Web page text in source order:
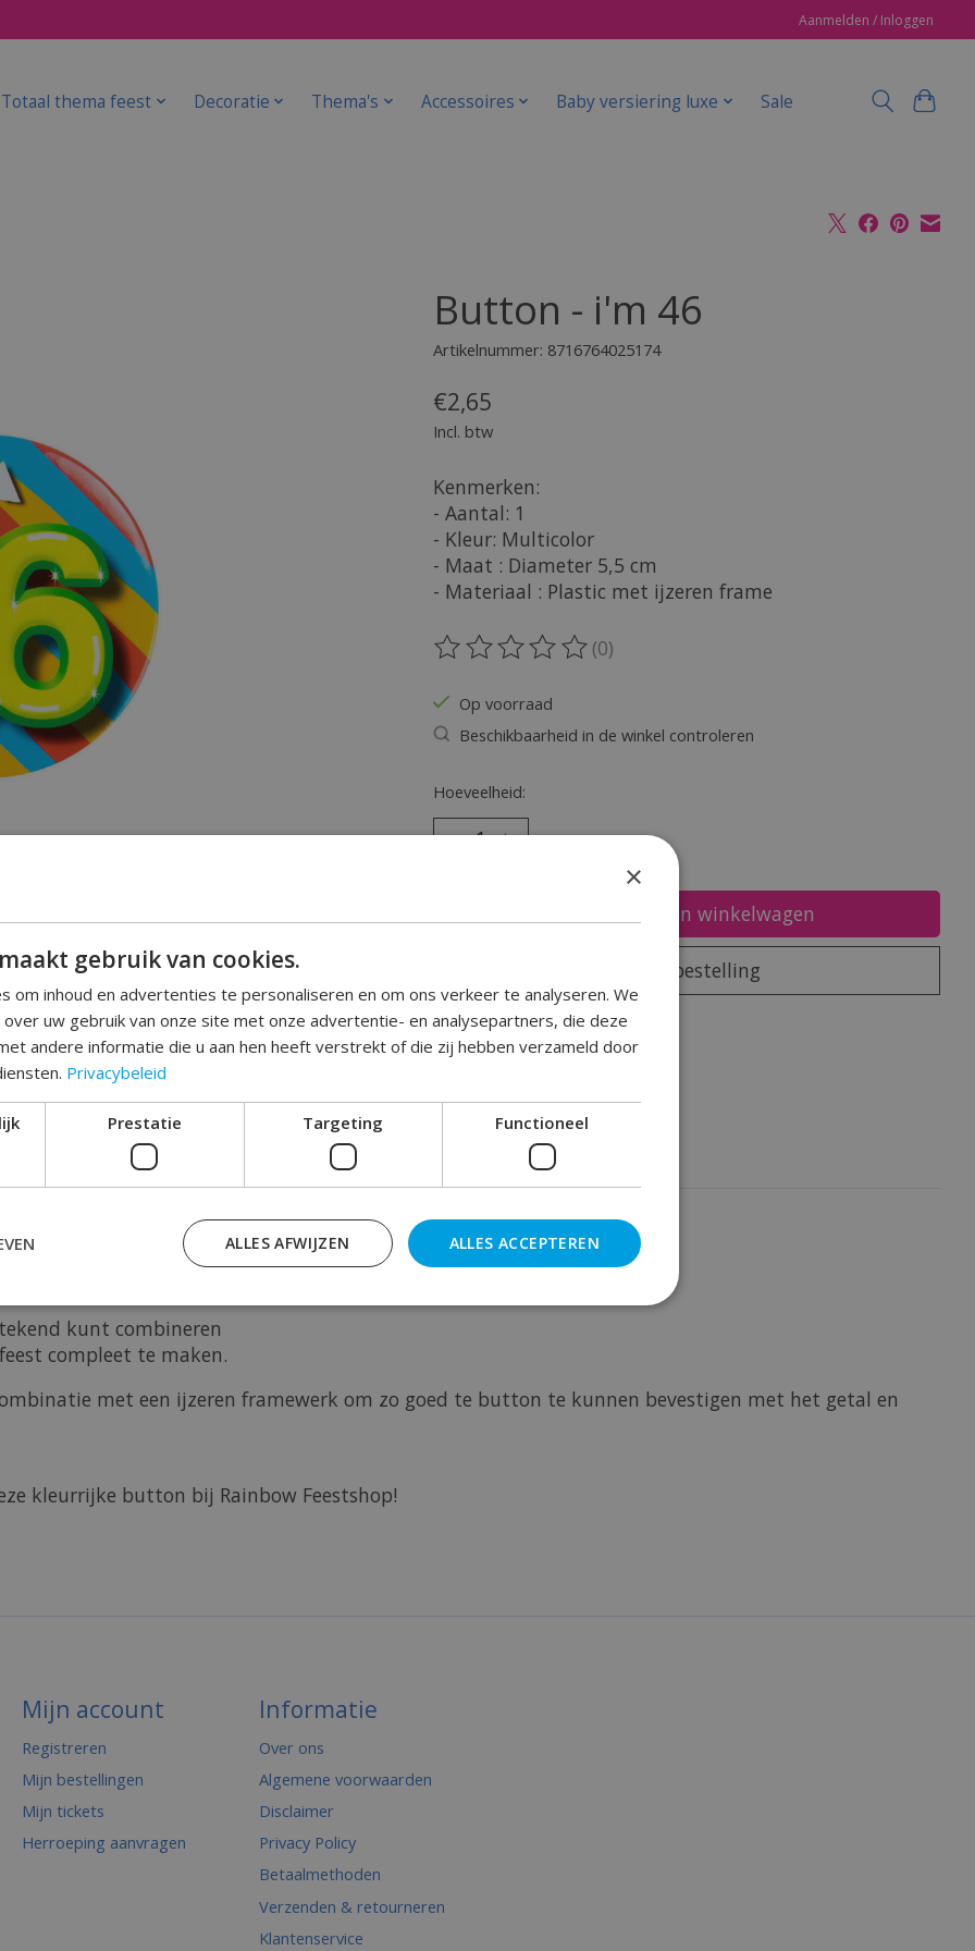
Aanmelden / Inloggen
Totaal thema feest Decoratie Thema's Accessoires Baby versiering luxe Sale
Button - i'm 46
Artikelnummer: 8716764025174
€2,65
Incl. btw
Kenmerken:
- Aantal: 1
- Kleur: Multicolor
- Maat : Diameter 5,5 cm
- Materiaal : Plastic met ijzeren frame
De beoordeling van dit product is
(0)
Op voorraad
Beschikbaarheid in de winkel controleren
Hoeveelheid:
Toevoegen aan winkelwagen
Plaats bestelling
Toevoegen om te vergelijken
zetten door een opvallende button te geven ?
kunt combineren
compleet te maken.
met een ijzeren framewerk om zo goed te button te kunnen bevestigen met het getal en
kleurrijke button bij Rainbow Feestshop!
Mijn account
Registreren
Mijn bestellingen
Mijn tickets
Herroeping aanvragen
Informatie
Over ons
Algemene voorwaarden
Disclaimer
Privacy Policy
Betaalmethoden
Verzenden & retourneren
Klantenservice
×
gebruik van cookies.
om inhoud en advertenties te personaliseren en om ons verkeer te analyseren. We
uw gebruik van onze site met onze advertentie- en analysepartners, die deze
andere informatie die u aan hen heeft verstrekt of die zij hebben verzameld door
Privacybeleid
Prestatie Targeting Functioneel
ALLES ACCEPTEREN
ALLES AFWIJZEN